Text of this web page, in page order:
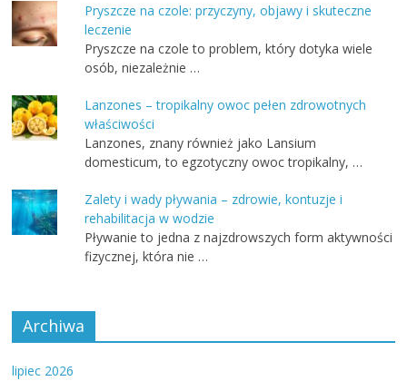
Pryszcze na czole: przyczyny, objawy i skuteczne
leczenie
Pryszcze na czole to problem, który dotyka wiele
osób, niezależnie …
Lanzones – tropikalny owoc pełen zdrowotnych
właściwości
Lanzones, znany również jako Lansium
domesticum, to egzotyczny owoc tropikalny, …
Zalety i wady pływania – zdrowie, kontuzje i
rehabilitacja w wodzie
Pływanie to jedna z najzdrowszych form aktywności
fizycznej, która nie …
Archiwa
lipiec 2026